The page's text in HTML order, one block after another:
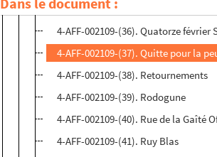
4-AFF-002109-(73). Le prince de
4-AFF-002109-(36). Quatorze
4-AFF-002109-(37). Quitte pour la
4-AFF-002109-(38). Retournements
4-AFF-002109-(39). Rodogune
4-AFF-002109-(40). Rue de la Gaîté
4-AFF-002109-(41). Ruy Blas